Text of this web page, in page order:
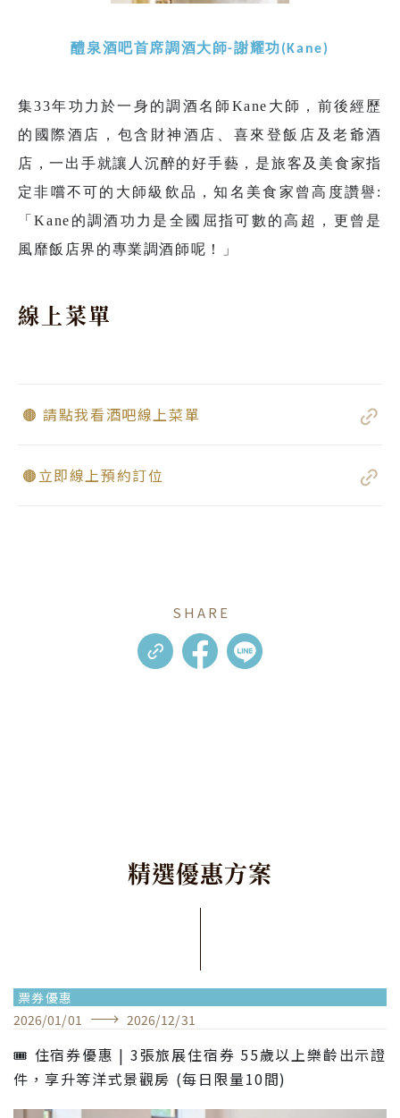
醴泉酒吧首席調酒大師-謝耀功(Kane)
集33年功力於一身的調酒名師Kane大師，前後經歷
的國際酒店，包含財神酒店、喜來登飯店及老爺酒
店，一出手就讓人沉醉的好手藝，是旅客及美食家指
定非嚐不可的大師級飲品，知名美食家曾高度讚譽:
「Kane的調酒功力是全國屈指可數的高超，更曾是
風靡飯店界的專業調酒師呢！」
線上菜單
🟤 請點我看酒吧線上菜單
🟤立即線上預約訂位
SHARE
精選優惠方案
票券優惠
2026/01/01 2026/12/31
🎟️ 住宿券優惠 | 3張旅展住宿券 55歲以上樂齡出示證
件，享升等洋式景觀房 (每日限量10間)